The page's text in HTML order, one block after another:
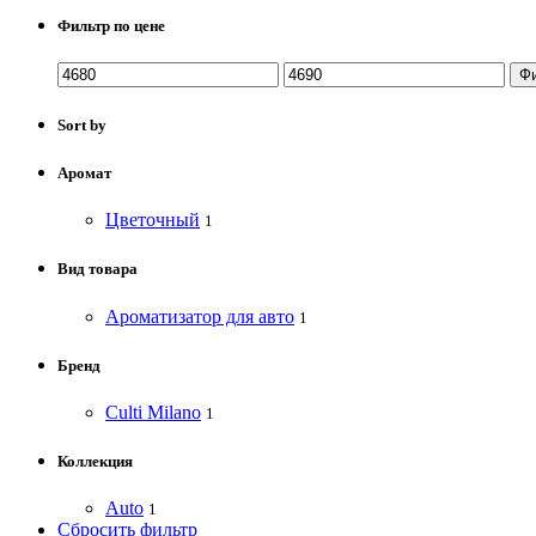
Фильтр по цене
Sort by
Аромат
Цветочный 1
Вид товара
Ароматизатор для авто 1
Бренд
Culti Milano 1
Коллекция
Auto 1
Сбросить фильтр